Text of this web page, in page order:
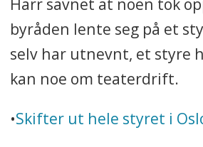
byråden lente seg på et
selv har utnevnt, et styre
kan noe om teaterdrift.
•Skifter ut hele styret i